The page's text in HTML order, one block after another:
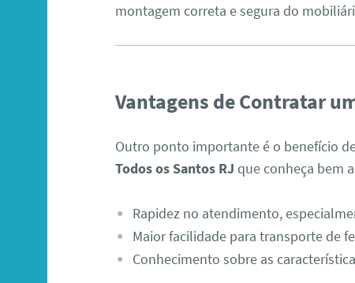
montagem correta e segura do
Vantagens de Contratar
Outro ponto importante é o benefício
Todos os Santos RJ que conheça bem
Rapidez no atendimento,
Maior facilidade para transporte de
Conhecimento sobre as